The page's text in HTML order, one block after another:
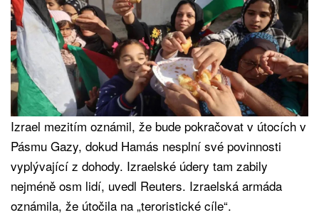
Izrael mezitím oznámil, že bude pokračovat v útocích v
Pásmu Gazy, dokud Hamás nesplní své povinnosti
vyplývající z dohody. Izraelské údery tam zabily
nejméně osm lidí, uvedl Reuters. Izraelská armáda
oznámila, že útočila na „teroristické cíle“.